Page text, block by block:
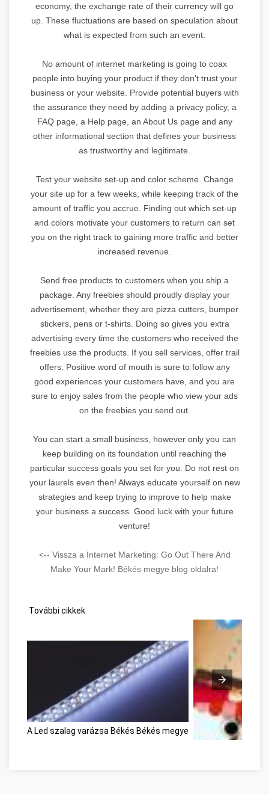
economy, the exchange rate of their currency will go
up. These fluctuations are based on speculation about
what is expected from such an event.
No amount of internet marketing is going to coax
people into buying your product if they don't trust your
business or your website. Provide potential buyers with
the assurance they need by adding a privacy policy, a
FAQ page, a Help page, an About Us page and any
other informational section that defines your business
as trustworthy and legitimate.
Test your website set-up and color scheme. Change
your site up for a few weeks, while keeping track of the
amount of traffic you accrue. Finding out which set-up
and colors motivate your customers to return can set
you on the right track to gaining more traffic and better
increased revenue.
Send free products to customers when you ship a
package. Any freebies should proudly display your
advertisement, whether they are pizza cutters, bumper
stickers, pens or t-shirts. Doing so gives you extra
advertising every time the customers who received the
freebies use the products. If you sell services, offer trail
offers. Positive word of mouth is sure to follow any
good experiences your customers have, and you are
sure to enjoy sales from the people who view your ads
on the freebies you send out.
You can start a small business, however only you can
keep building on its foundation until reaching the
particular success goals you set for you. Do not rest on
your laurels even then! Always educate yourself on new
strategies and keep trying to improve to help make
your business a success. Good luck with your future
venture!
<-- Vissza a Internet Marketing: Go Out There And
Make Your Mark! Békés megye blog oldalra!
További cikkek
A Led szalag varázsa Békés Békés megye